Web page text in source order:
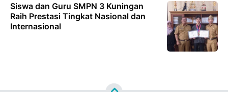
Siswa dan Guru SMPN 3 Kuningan
Raih Prestasi Tingkat Nasional dan
Internasional